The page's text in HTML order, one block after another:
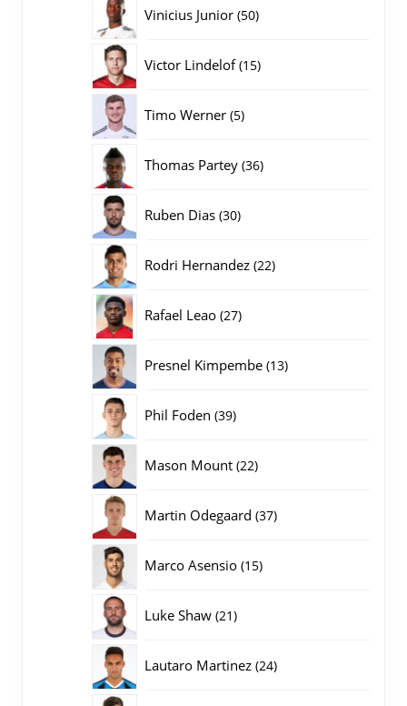
Vinicius Junior 5050
Victor Lindelof 1515
Timo Werner 55
Thomas Partey 3636
Ruben Dias 3030
Rodri Hernandez 2222
Rafael Leao 2727
Presnel Kimpembe 1313
Phil Foden 3939
Mason Mount 2222
Martin Odegaard 3737
Marco Asensio 1515
Luke Shaw 2121
Lautaro Martinez 2424